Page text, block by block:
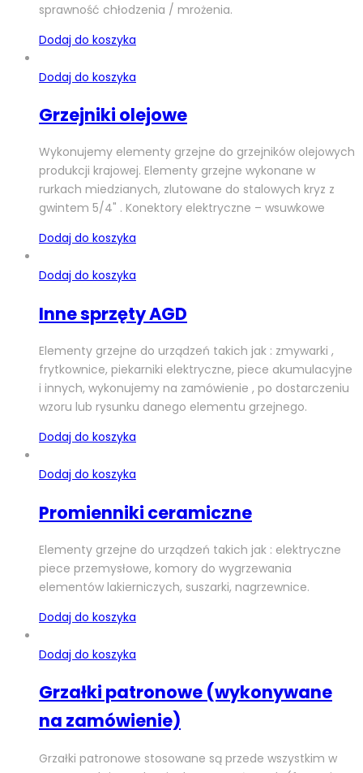
sprawność chłodzenia / mrożenia.
Dodaj do koszyka
Dodaj do koszyka
Grzejniki olejowe
Wykonujemy elementy grzejne do grzejników olejowych
produkcji krajowej. Elementy grzejne wykonane w
rurkach miedzianych, zlutowane do stalowych kryz z
gwintem 5/4" . Konektory elektryczne – wsuwkowe
Dodaj do koszyka
Dodaj do koszyka
Inne sprzęty AGD
Elementy grzejne do urządzeń takich jak : zmywarki ,
frytkownice, piekarniki elektryczne, piece akumulacyjne
i innych, wykonujemy na zamówienie , po dostarczeniu
wzoru lub rysunku danego elementu grzejnego.
Dodaj do koszyka
Dodaj do koszyka
Promienniki ceramiczne
Elementy grzejne do urządzeń takich jak : elektryczne
piece przemysłowe, komory do wygrzewania
elementów lakierniczych, suszarki, nagrzewnice.
Dodaj do koszyka
Dodaj do koszyka
Grzałki patronowe (wykonywane
na zamówienie)
Grzałki patronowe stosowane są przede wszystkim w